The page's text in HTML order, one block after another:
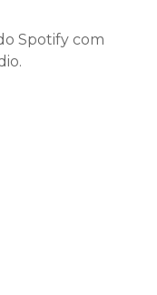
Spotify com